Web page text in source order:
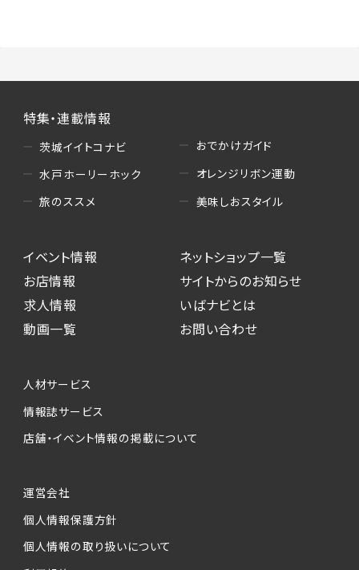
特集・連載情報
茨城イイトコナビ
水戸ホーリーホック
旅のススメ
おでかけガイド
オレンジリボン運動
美味しおスタイル
イベント情報
お店情報
求人情報
動画一覧
ネットショップ一覧
サイトからのお知らせ
いばナビとは
お問い合わせ
人材サービス
情報誌サービス
店舗・イベント情報の掲載について
運営会社
個人情報保護方針
個人情報の取り扱いについて